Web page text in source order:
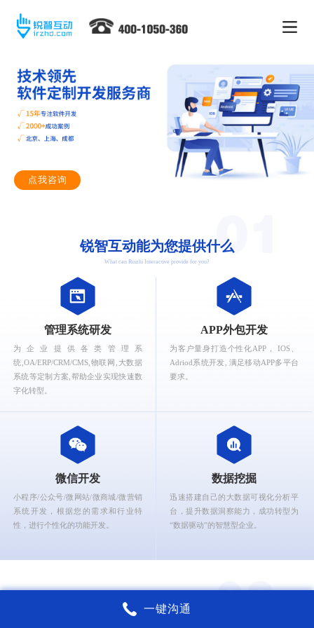
点我咨询
锐智互动能为您提供什么
What can Ruizhi Interactive provide for you?
管理系统研发
为企业提供各类管理系
统,OA/ERP/CRM/CMS,物联网,大数据
系统等定制方案,帮助企业实现快速数
字化转型。
APP外包开发
为客户量身打造个性化APP， IOS、
Adriod系统开发, 满足移动APP多平台
要求。
微信开发
小程序/公众号/微网站/微商城/微营销
系统开发，根据您的需求和行业特
性，进行个性化的功能开发。
数据挖掘
迅速搭建自己的大数据可视化分析平
台，提升数据洞察能力，成功转型为
“数据驱动”的智慧型企业。
锐智互动核心能力
一键沟通